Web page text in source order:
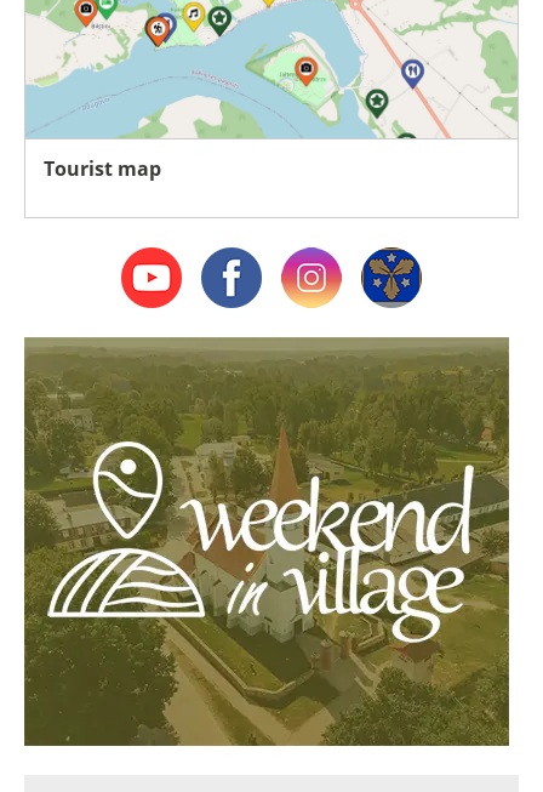
Tourist map